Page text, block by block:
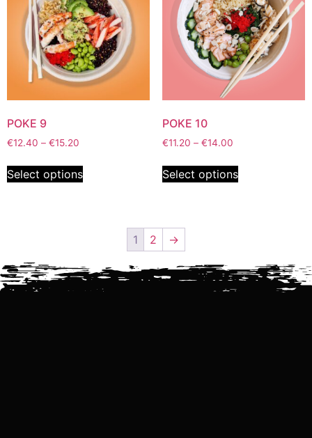
POKE 9
€12.40 – €15.20
Select options
POKE 10
€11.20 – €14.00
Select options
1 2 →